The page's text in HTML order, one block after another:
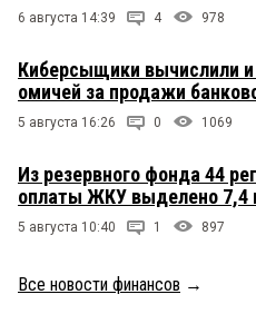
6 августа 14:39 4 978
Киберсыщики вычислили
омичей за продажи
5 августа 16:26 0 1069
Из резервного фонда 44
оплаты ЖКУ выделено 7,4
5 августа 10:40 1 897
Все новости финансов →